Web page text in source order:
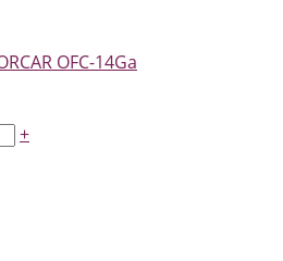
OFC-14Ga
+